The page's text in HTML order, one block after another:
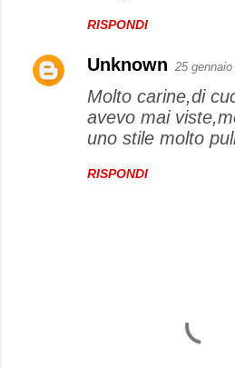
RISPONDI
Unknown 25
Molto carine,di
avevo mai
uno stile molto
RISPONDI